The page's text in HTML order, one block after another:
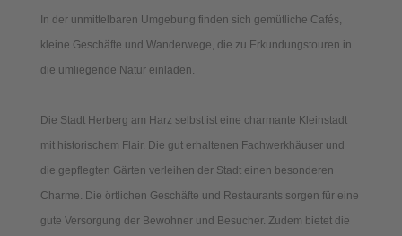
In der unmittelbaren Umgebung finden sich gemütliche Cafés,
kleine Geschäfte und Wanderwege, die zu Erkundungstouren in
die umliegende Natur einladen.
Die Stadt Herberg am Harz selbst ist eine charmante Kleinstadt
mit historischem Flair. Die gut erhaltenen Fachwerkhäuser und
die gepflegten Gärten verleihen der Stadt einen besonderen
Charme. Die örtlichen Geschäfte und Restaurants sorgen für eine
gute Versorgung der Bewohner und Besucher. Zudem bietet die